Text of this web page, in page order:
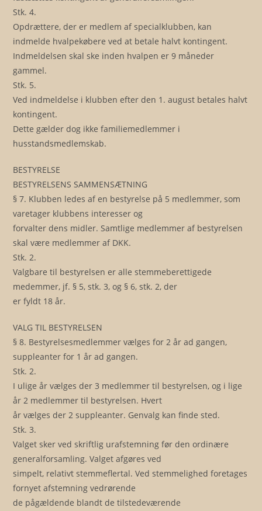
Stk. 4.
Opdrættere, der er medlem af specialklubben, kan
indmelde hvalpekøbere ved at betale halvt kontingent.
Indmeldelsen skal ske inden hvalpen er 9 måneder
gammel.
Stk. 5.
Ved indmeldelse i klubben efter den 1. august betales halvt
kontingent.
Dette gælder dog ikke familiemedlemmer i
husstandsmedlemskab.
BESTYRELSE
BESTYRELSENS SAMMENSÆTNING
§ 7. Klubben ledes af en bestyrelse på 5 medlemmer, som
varetager klubbens interesser og
forvalter dens midler. Samtlige medlemmer af bestyrelsen
skal være medlemmer af DKK.
Stk. 2.
Valgbare til bestyrelsen er alle stemmeberettigede
medemmer, jf. § 5, stk. 3, og § 6, stk. 2, der
er fyldt 18 år.
VALG TIL BESTYRELSEN
§ 8. Bestyrelsesmedlemmer vælges for 2 år ad gangen,
suppleanter for 1 år ad gangen.
Stk. 2.
I ulige år vælges der 3 medlemmer til bestyrelsen, og i lige
år 2 medlemmer til bestyrelsen. Hvert
år vælges der 2 suppleanter. Genvalg kan finde sted.
Stk. 3.
Valget sker ved skriftlig urafstemning før den ordinære
generalforsamling. Valget afgøres ved
simpelt, relativt stemmeflertal. Ved stemmelighed foretages
fornyet afstemning vedrørende
de pågældende blandt de tilstedeværende